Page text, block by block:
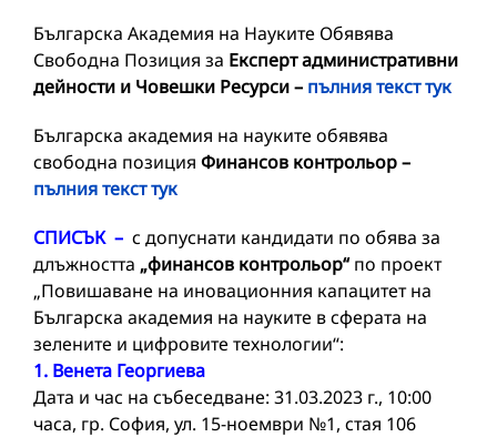
Българска Академия на Науките Обявява
Свободна Позиция за Експерт административни
дейности и Човешки Ресурси – пълния текст тук
Българска академия на науките обявява
свободна позиция Финансов контрольор –
пълния текст тук
СПИСЪК – с допуснати кандидати по обява за
длъжността „финансов контрольор“по проект
„Повишаване на иновационния капацитет на
Българска академия на науките в сферата на
зелените и цифровите технологии“:
1. Венета Георгиева
Дата и час на събеседване: 31.03.2023 г., 10:00
часа, гр. София, ул. 15-ноември №1, стая 106